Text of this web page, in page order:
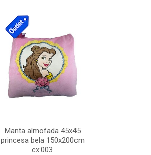
Manta almofada 45x45
princesa bela 150x200cm
cx:003